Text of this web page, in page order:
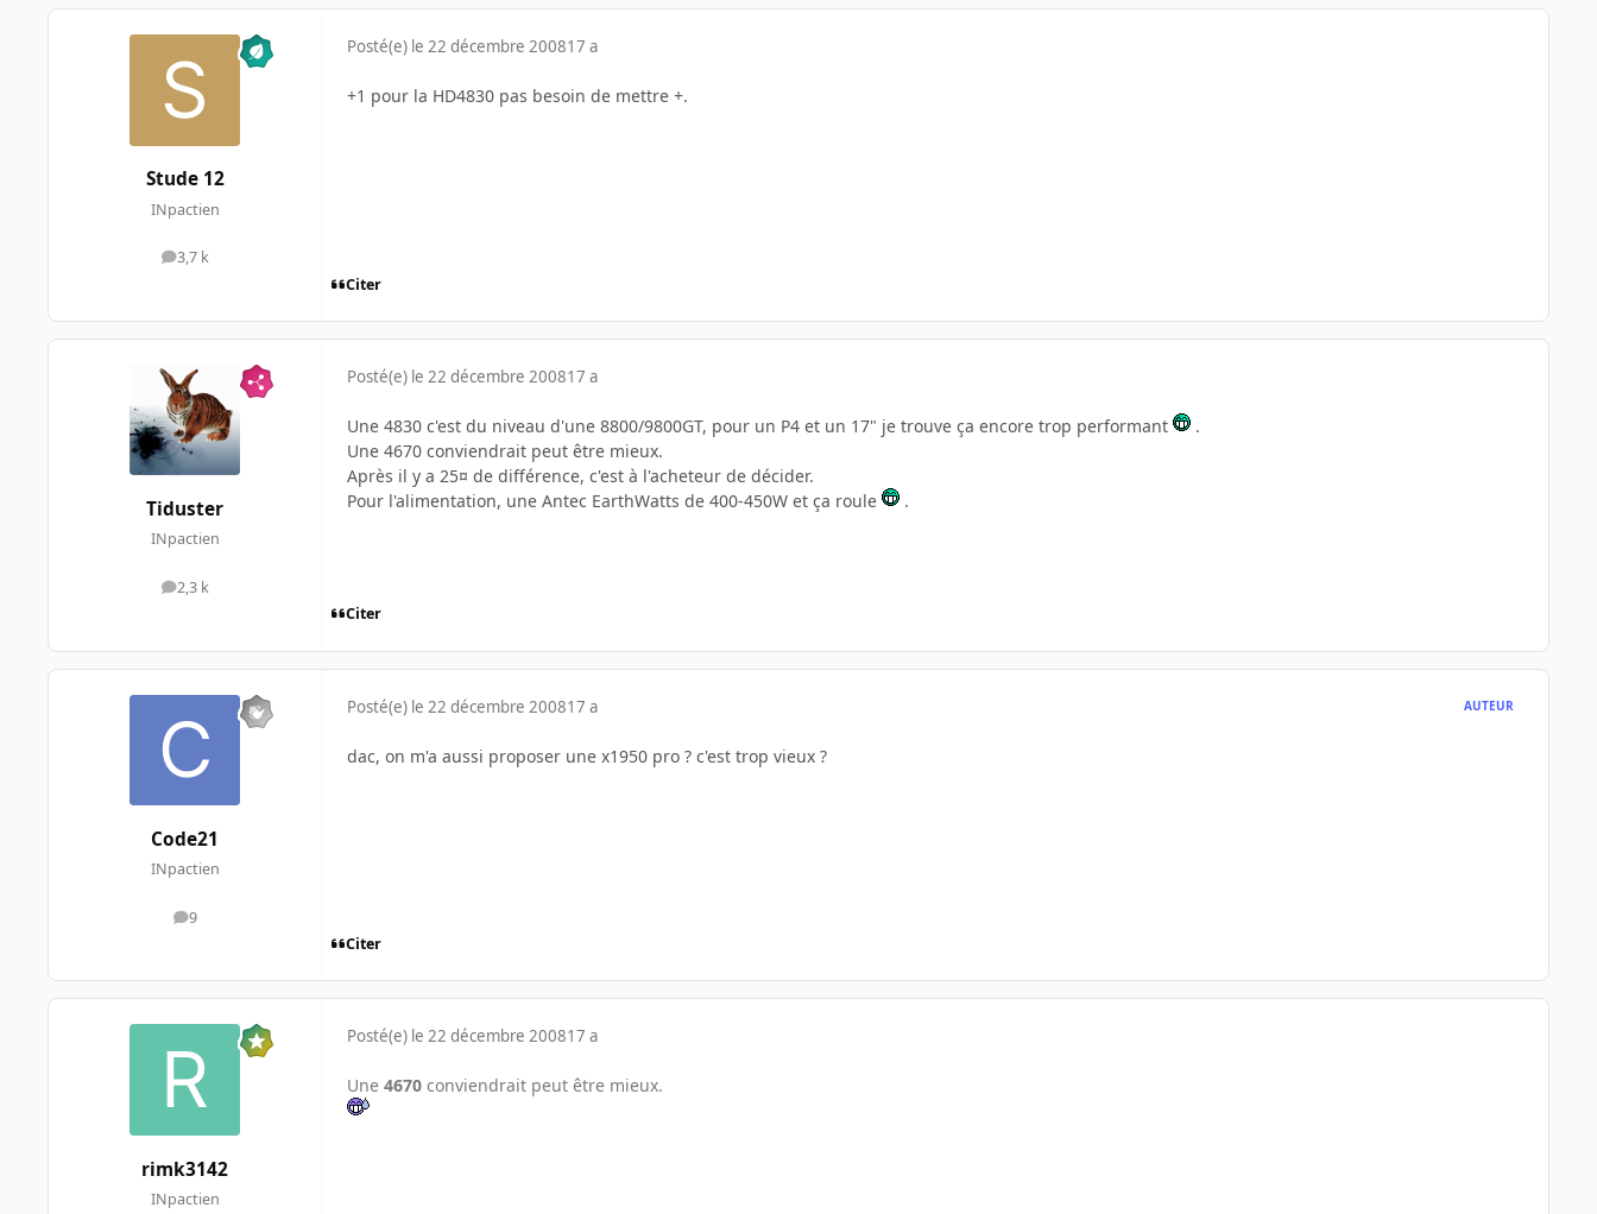
Stude 12
INpactien
3,7 k
messages
Posté(e) le 22 décembre 200817 a
+1 pour la HD4830 pas besoin de mettre +.
Citer
Tiduster
INpactien
2,3 k
messages
Posté(e) le 22 décembre 200817 a
Une 4830 c'est du niveau d'une 8800/9800GT, pour un P4 et un 17" je trouve ça encore trop performant
.
Une 4670 conviendrait peut être mieux.
Après il y a 25¤ de différence, c'est à l'acheteur de décider.
Pour l'alimentation, une Antec EarthWatts de 400-450W et ça roule
.
Citer
Code21
INpactien
9
messages
Posté(e) le 22 décembre 200817 a AUTEUR
dac, on m'a aussi proposer une x1950 pro ? c'est trop vieux ?
Citer
rimk3142
INpactien
Posté(e) le 22 décembre 200817 a
Une 4670 conviendrait peut être mieux.